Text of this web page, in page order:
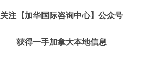
关注【加华国际咨询中心】公众号
获得一手加拿大本地信息